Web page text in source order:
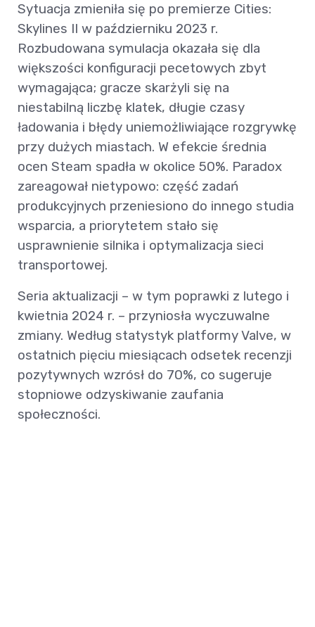
Sytuacja zmieniła się po premierze Cities:
Skylines II w październiku 2023 r.
Rozbudowana symulacja okazała się dla
większości konfiguracji pecetowych zbyt
wymagająca; gracze skarżyli się na
niestabilną liczbę klatek, długie czasy
ładowania i błędy uniemożliwiające rozgrywkę
przy dużych miastach. W efekcie średnia
ocen Steam spadła w okolice 50%. Paradox
zareagował nietypowo: część zadań
produkcyjnych przeniesiono do innego studia
wsparcia, a priorytetem stało się
usprawnienie silnika i optymalizacja sieci
transportowej.
Seria aktualizacji – w tym poprawki z lutego i
kwietnia 2024 r. – przyniosła wyczuwalne
zmiany. Według statystyk platformy Valve, w
ostatnich pięciu miesiącach odsetek recenzji
pozytywnych wzrósł do 70%, co sugeruje
stopniowe odzyskiwanie zaufania
społeczności.